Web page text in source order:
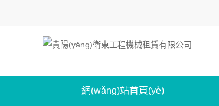
網(wǎng)站首頁(yè)